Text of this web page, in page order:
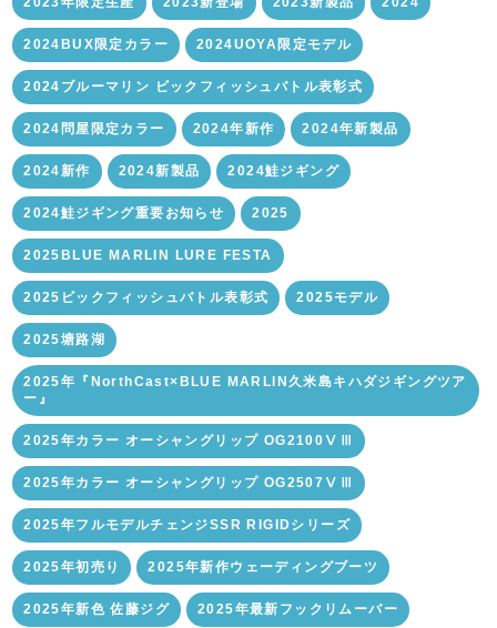
2024BUX限定カラー 2024UOYA限定モデル
2024ブルーマリン ビックフィッシュバトル表彰式
2024問屋限定カラー 2024年新作 2024年新製品
2024新作 2024新製品 2024鮭ジギング
2024鮭ジギング重要お知らせ 2025
2025BLUE MARLIN LURE FESTA
2025ビックフィッシュバトル表彰式 2025モデル
2025塘路湖
2025年『NorthCast×BLUE MARLIN久米島キハダジギングツア
ー』
2025年カラー オーシャングリップ OG2100ⅤⅢ
2025年カラー オーシャングリップ OG2507ⅤⅢ
2025年フルモデルチェンジSSR RIGIDシリーズ
2025年初売り 2025年新作ウェーディングブーツ
2025年新色 佐藤ジグ 2025年最新フックリムーバー